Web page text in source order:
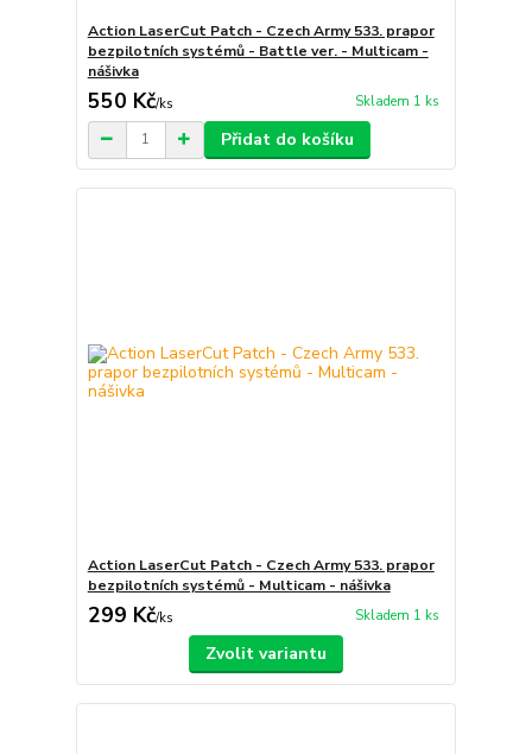
Action LaserCut Patch - Czech Army 533. prapor
bezpilotních systémů - Battle ver. - Multicam -
nášivka
550 Kč/ks Skladem 1 ks
Přidat do košíku
Action LaserCut Patch - Czech Army 533. prapor
bezpilotních systémů - Multicam - nášivka
299 Kč/ks Skladem 1 ks
Zvolit variantu